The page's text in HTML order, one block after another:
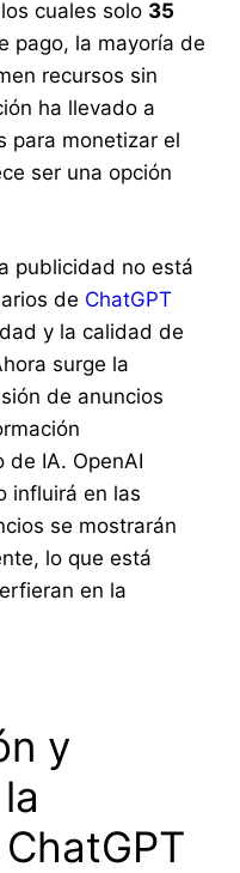
cuales solo 35
pago, la mayoría de
recursos sin
ha llevado a
para monetizar el
ser una opción
publicidad no está
de ChatGPT
y la calidad de
surge la
de anuncios
de IA. OpenAI
influirá en las
se mostrarán
lo que está
en la
y